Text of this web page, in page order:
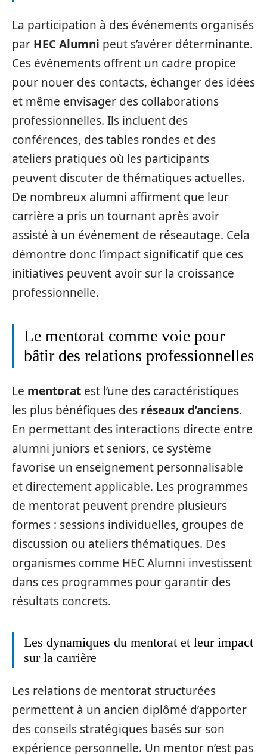
La participation à des événements organisés
par HEC Alumni peut s’avérer déterminante.
Ces événements offrent un cadre propice
pour nouer des contacts, échanger des idées
et même envisager des collaborations
professionnelles. Ils incluent des
conférences, des tables rondes et des
ateliers pratiques où les participants
peuvent discuter de thématiques actuelles.
De nombreux alumni affirment que leur
carrière a pris un tournant après avoir
assisté à un événement de réseautage. Cela
démontre donc l’impact significatif que ces
initiatives peuvent avoir sur la croissance
professionnelle.
Le mentorat comme voie pour
bâtir des relations professionnelles
Le mentorat est l’une des caractéristiques
les plus bénéfiques des réseaux d’anciens.
En permettant des interactions directe entre
alumni juniors et seniors, ce système
favorise un enseignement personnalisable
et directement applicable. Les programmes
de mentorat peuvent prendre plusieurs
formes : sessions individuelles, groupes de
discussion ou ateliers thématiques. Des
organismes comme HEC Alumni investissent
dans ces programmes pour garantir des
résultats concrets.
Les dynamiques du mentorat et leur impact
sur la carrière
Les relations de mentorat structurées
permettent à un ancien diplômé d’apporter
des conseils stratégiques basés sur son
expérience personnelle. Un mentor n’est pas